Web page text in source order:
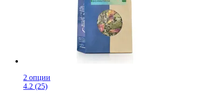
2 опции
4.2 (25)